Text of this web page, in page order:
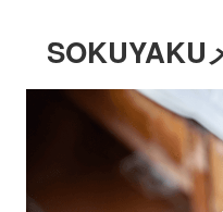
SOKUYAKU